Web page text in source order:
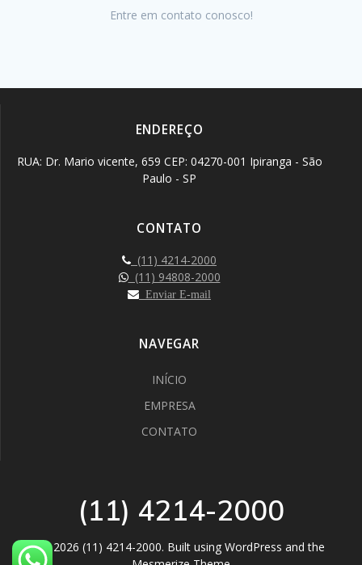
Entre em contato conosco!
ENDEREÇO
RUA: Dr. Mario vicente, 659 CEP: 04270-001 Ipiranga - São
Paulo - SP
CONTATO
(11) 4214-2000
(11) 94808-2000
Enviar E-mail
NAVEGAR
INÍCIO
EMPRESA
CONTATO
(11) 4214-2000
© 2026 (11) 4214-2000. Built using WordPress and the